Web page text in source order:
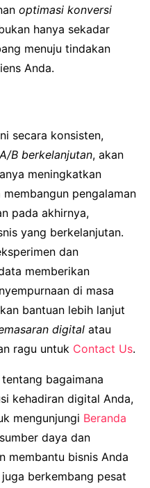
optimasi konversi
hanya sekadar
menuju tindakan
Anda.
secara konsisten,
B berkelanjutan, akan
meningkatkan
pengalaman
pada akhirnya,
yang berkelanjutan.
dan
memberikan
di masa
bantuan lebih lanjut
digital atau
ragu untuk Contact Us.
bagaimana
kehadiran digital Anda,
mengunjungi Beranda
daya dan
membantu bisnis Anda
berkembang pesat